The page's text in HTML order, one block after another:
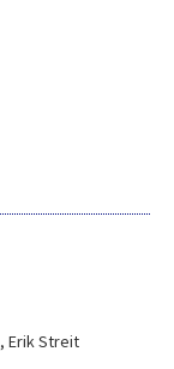
, Erik Streit